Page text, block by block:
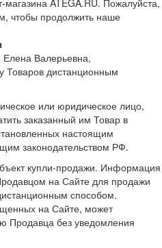
чтобы продолжить наше
Валерьевна,
дистанционным
или юридическое лицо,
заказанный им Товар в
настоящим
законодательством РФ.
купли-продажи. Информация
на Сайте для продажи
способом.
на Сайте, может
Продавца без уведомления